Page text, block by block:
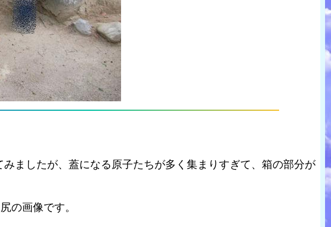
ましたが、蓋になる原子たちが多く集まりすぎて、箱の部分が
の画像です。